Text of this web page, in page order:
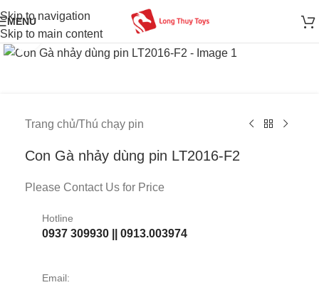
Skip to navigation
Skip to main content
MENU
Click to enlarge
Trang chủ/Thú chạy pin
Con Gà nhảy dùng pin LT2016-F2
Please Contact Us for Price
Hotline
0937 309930 || 0913.003974
Email: